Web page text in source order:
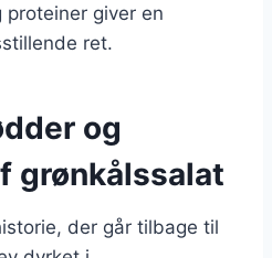
giver en
ret.
og
grønkålssalat
der går tilbage til